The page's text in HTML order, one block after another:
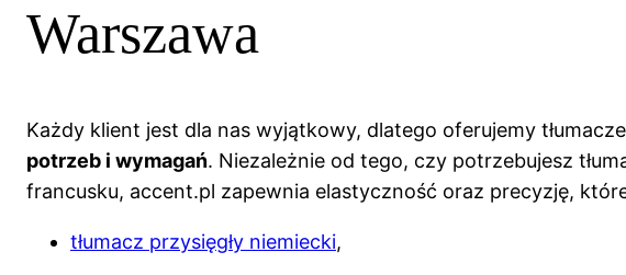
Warszawa
Każdy klient jest dla nas wyjątkowy, dlatego oferujemy
potrzeb i wymagań. Niezależnie od tego, czy potrzebujesz
francusku, accent.pl zapewnia elastyczność oraz precyzję,
tłumacz przysięgły niemiecki,